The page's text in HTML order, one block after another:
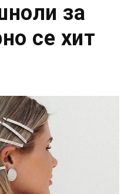
за
се хит